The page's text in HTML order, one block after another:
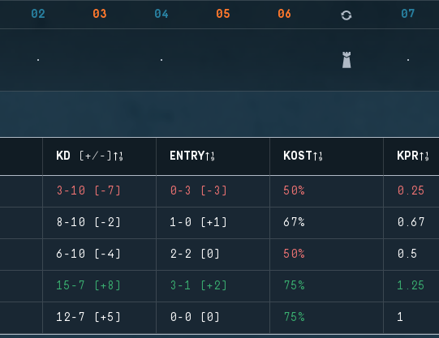
02 03 04 05 06 07
KD (+/-) ENTRY KOST KPR
3-10 (-7) 0-3 (-3) 50% 0.25
8-10 (-2) 1-0 (+1) 67% 0.67
6-10 (-4) 2-2 (0) 50% 0.5
15-7 (+8) 3-1 (+2) 75% 1.25
12-7 (+5) 0-0 (0) 75% 1